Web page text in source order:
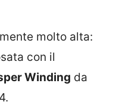
molto alta:
con il
Winding da